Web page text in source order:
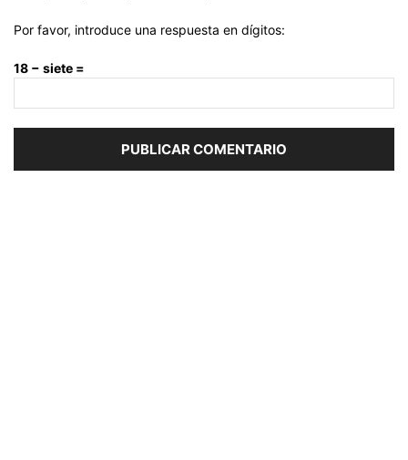
Por favor, introduce una respuesta en dígitos:
18 − siete =